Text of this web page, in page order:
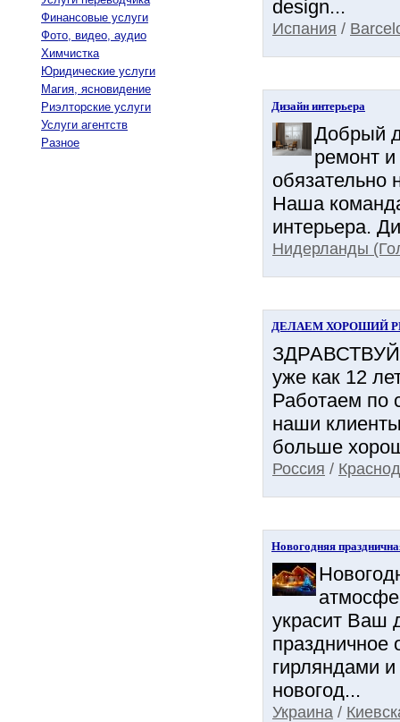
Финансовые услуги
Фото, видео, аудио
Химчистка
Юридические услуги
Магия, ясновидение
Риэлторские услуги
Услуги агентств
Разное
design...
Испания /
Дизайн интерьера
Добрый
ремонт
обязательно
Наша
интерьера.
Нидерланды
ДЕЛАЕМ ХОРОШИЙ
уже как 12
Работаем по
наши
больше
Россия /
Новогодняя
украсит Ваш
праздничное
гирляндами
новогод...
Украина /